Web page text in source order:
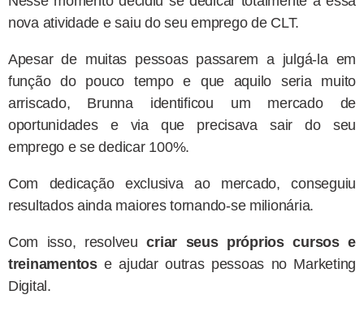
nova atividade e saiu do seu emprego de CLT.
Apesar de muitas pessoas passarem a julgá-la em
função do pouco tempo e que aquilo seria muito
arriscado, Brunna identificou um mercado de
oportunidades e via que precisava sair do seu
emprego e se dedicar 100%.
Com dedicação exclusiva ao mercado, conseguiu
resultados ainda maiores tornando-se milionária.
Com isso, resolveucriar seus próprios cursos e
treinamentose ajudar outras pessoas no Marketing
Digital.